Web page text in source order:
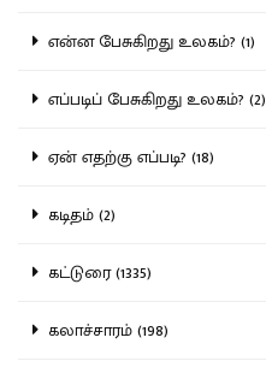
என்ன பேசுகிறது உலகம்? (1)
எப்படிப் பேசுகிறது உலகம்? (2)
ஏன் எதற்கு எப்படி? (18)
கடிதம் (2)
கட்டுரை (1335)
கலாச்சாரம் (198)